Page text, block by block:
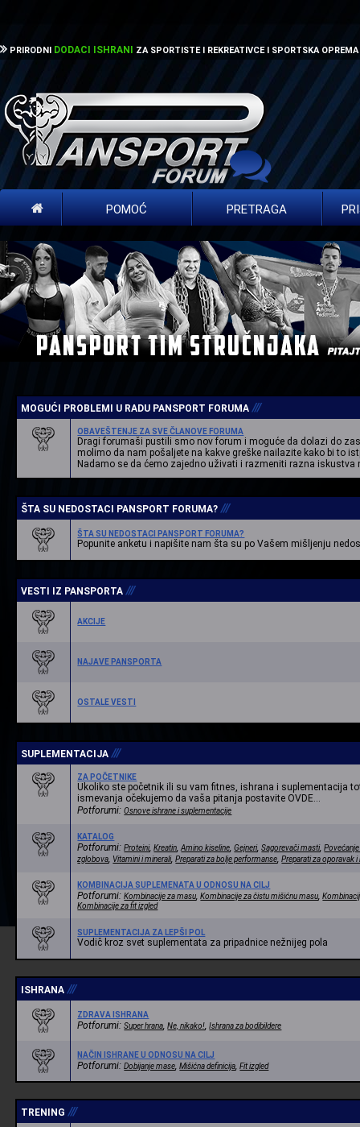
PRIRODNI DODACI ISHRANI ZA SPORTISTE I REKREATIVCE I SPORTSKA OPREMA
POMOĆ PRETRAGA
MOGUĆI PROBLEMI U RADU PANSPORT FORUMA ///
OBAVEŠTENJE ZA SVE ČLANOVE FORUMA
Dragi forumaši pustili smo nov forum i moguće da dolazi do
molimo da nam pošaljete na kakve greške nailazite kako bi to
Nadamo se da ćemo zajedno uživati i razmeniti razna iskustva
ŠTA SU NEDOSTACI PANSPORT FORUMA? ///
ŠTA SU NEDOSTACI PANSPORT FORUMA?
Popunite anketu i napišite nam šta su po Vašem mišljenju
VESTI IZ PANSPORTA ///
AKCIJE
NAJAVE PANSPORTA
OSTALE VESTI
SUPLEMENTACIJA ///
ZA POČETNIKE
Ukoliko ste početnik ili su vam fitnes, ishrana i suplementacija
ismevanja očekujemo da vaša pitanja postavite OVDE...
Potforumi:Osnove ishrane i suplementacije
KATALOG
Potforumi:Proteini,Kreatin,Amino kiseline,Gejneri,Sagorevači masti,
zglobova, Vitamini i minerali,Preparati za bolje performanse,Preparati za oporavak i
KOMBINACIJA SUPLEMENATA U ODNOSU NA CILJ
Potforumi:Kombinacije za masu,Kombinacije za čistu mišićnu masu,
Kombinacije za fit izgled
SUPLEMENTACIJA ZA LEPŠI POL
Vodič kroz svet suplementata za pripadnice nežnijeg pola
ISHRANA ///
ZDRAVA ISHRANA
Potforumi:Super hrana,Ne, nikako!,Ishrana za bodibildere
NAČIN ISHRANE U ODNOSU NA CILJ
Potforumi:Dobijanje mase,Mišićna definicija,Fit izgled
TRENING ///